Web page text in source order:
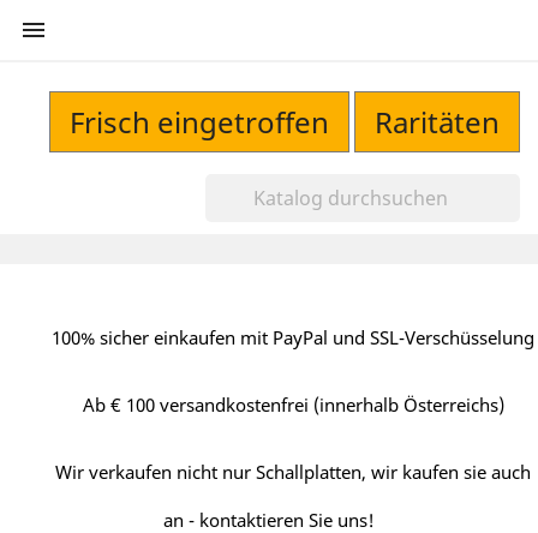

Frisch eingetroffen Raritäten
100% sicher einkaufen mit PayPal und SSL-Verschüsselung
Ab € 100 versandkostenfrei (innerhalb Österreichs)
Wir verkaufen nicht nur Schallplatten, wir kaufen sie auch
an - kontaktieren Sie uns!